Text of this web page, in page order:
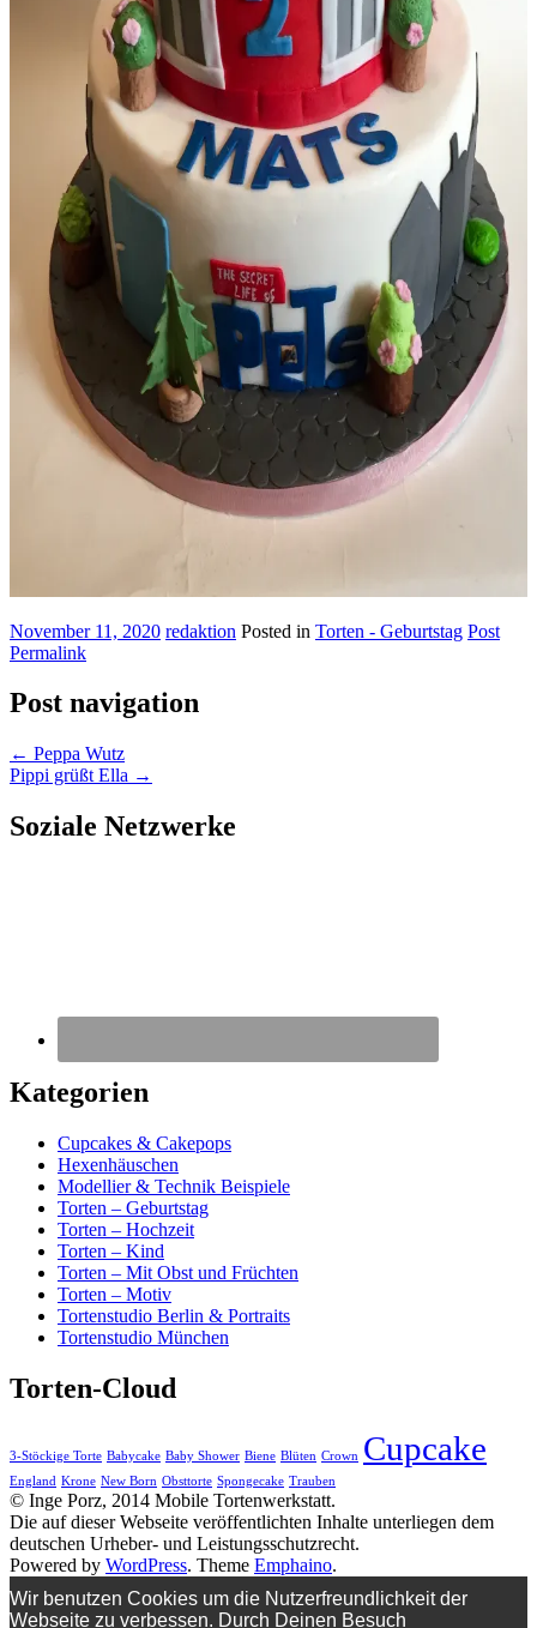
November 11, 2020 redaktion Posted in Torten - Geburtstag Post
Permalink
Post navigation
← Peppa Wutz
Pippi grüßt Ella →
Soziale Netzwerke
Kategorien
Cupcakes & Cakepops
Hexenhäuschen
Modellier & Technik Beispiele
Torten – Geburtstag
Torten – Hochzeit
Torten – Kind
Torten – Mit Obst und Früchten
Torten – Motiv
Tortenstudio Berlin & Portraits
Tortenstudio München
Torten-Cloud
3-Stöckige Torte Babycake Baby Shower Biene Blüten Crown Cupcake
England Krone New Born Obsttorte Spongecake Trauben
© Inge Porz, 2014 Mobile Tortenwerkstatt.
Die auf dieser Webseite veröffentlichten Inhalte unterliegen dem
deutschen Urheber- und Leistungsschutzrecht.
Powered by WordPress. Theme Emphaino.
Wir benutzen Cookies um die Nutzerfreundlichkeit der
Webseite zu verbessen. Durch Deinen Besuch